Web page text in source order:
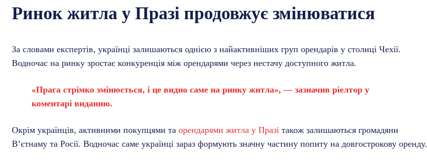
Ринок житла у Празі продовжує змінюватися
За словами експертів, українці залишаються однією з найактивніших груп орендарів у столиці Чехії.
Водночас на ринку зростає конкуренція між орендарями через нестачу доступного житла.
«Прага стрімко змінюється, і це видно саме на ринку житла», — зазначив ріелтор у
коментарі виданню.
Окрім українців, активними покупцями та орендарями житла у Празі також залишаються громадяни
В’єтнаму та Росії. Водночас саме українці зараз формують значну частину попиту на довгострокову оренду.